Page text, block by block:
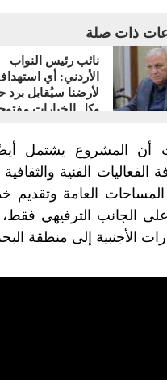
ذات صلة
نائب رئيس النواب
الأردني: أي
لأرضنا سيُقابل برد
وكل الخيارات
الفعاليات الفنية
المساحات العامة وتقديم
الجانب الترفيهي
الأجنبية إلى منطقة